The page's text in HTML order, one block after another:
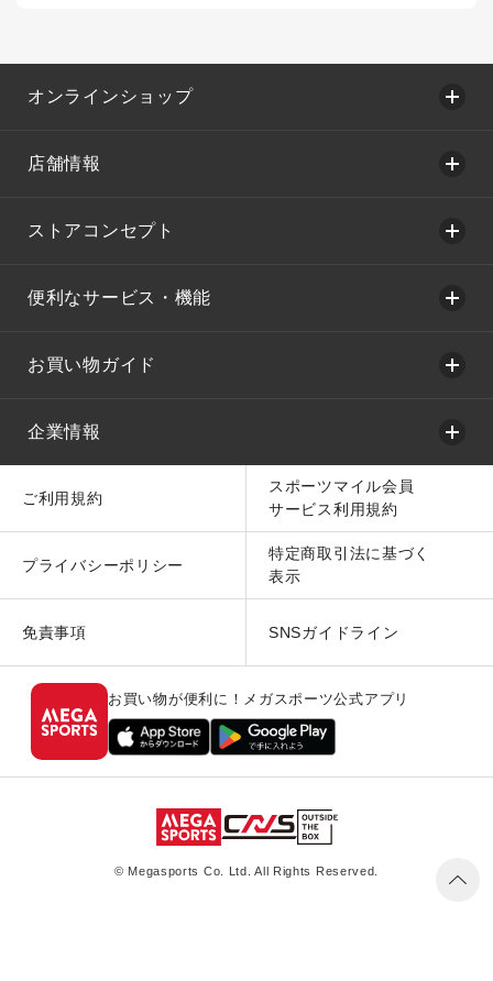
オンラインショップ
店舗情報
ストアコンセプト
便利なサービス・機能
お買い物ガイド
企業情報
ご利用規約
スポーツマイル会員
サービス利用規約
プライバシーポリシー
特定商取引法に基づく
表示
免責事項 SNSガイドライン
お買い物が便利に！メガスポーツ公式アプリ
© Megasports Co. Ltd. All Rights Reserved.